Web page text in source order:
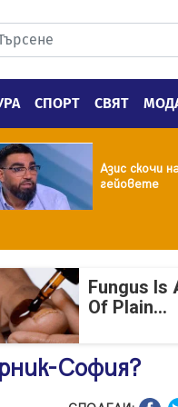
СПОРТ СВЯТ
Азис скочи
гейовете
Fungus Is
Of Plain...
София?